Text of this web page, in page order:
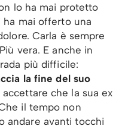
lo ha mai protetto
ha mai offerto una
Carla è sempre
vera. E anche in
più difficile:
la fine del suo
che la sua ex
il tempo non
andare avanti tocchi